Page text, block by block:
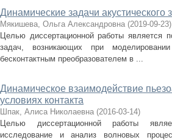
Динамические задачи
Мякишева, Ольга Александровна (2019-09-23)
Целью диссертационной работы является
задач, возникающих при
бесконтактным преобразователем в ...
Динамическое взаимодействие
условиях контакта
Шпак, Алиса Николаевна (2016-03-14)
Целью диссертационной работы
исследование и анализ волновых